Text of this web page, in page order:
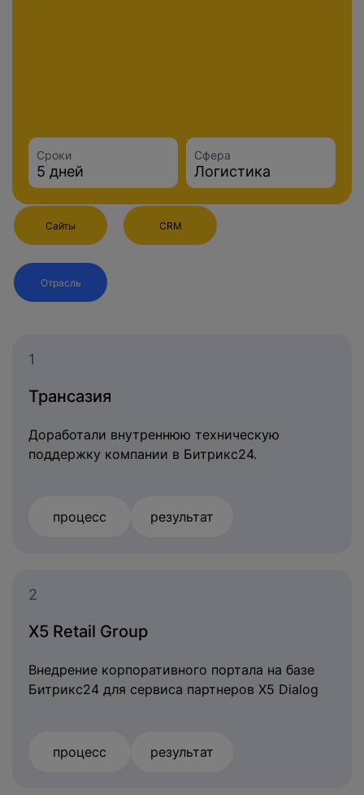
Сроки
5 дней
Сфера
Логистика
Сайты CRM
Отрасль
1
Трансазия
Доработали внутреннюю техническую
поддержку компании в Битрикс24.
процесс результат
2
X5 Retail Group
Внедрение корпоративного портала на базе
Битрикс24 для сервиса партнеров X5 Dialog
процесс результат